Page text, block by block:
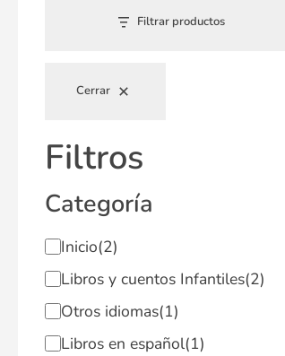
Filtrar productos
Cerrar
Filtros
Categoría
Inicio(2)
Libros y cuentos Infantiles(2)
Otros idiomas(1)
Libros en español(1)